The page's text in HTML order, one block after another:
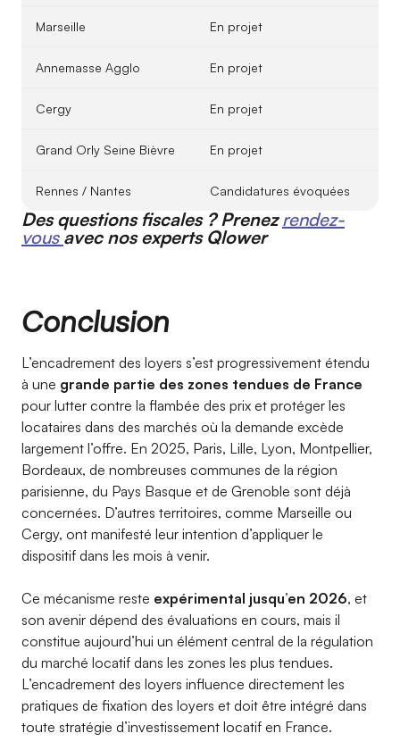
Marseille En projet
Annemasse Agglo En projet
Cergy En projet
Grand Orly Seine Bièvre En projet
Rennes / Nantes Candidatures évoquées
Des questions fiscales ? Prenezrendez-
vousavec nos experts Qlower
Conclusion
L’encadrement des loyers s’est progressivement étendu
à une grande partie des zones tendues de France
pour lutter contre la flambée des prix et protéger les
locataires dans des marchés où la demande excède
largement l’offre. En 2025, Paris, Lille, Lyon, Montpellier,
Bordeaux, de nombreuses communes de la région
parisienne, du Pays Basque et de Grenoble sont déjà
concernées. D’autres territoires, comme Marseille ou
Cergy, ont manifesté leur intention d’appliquer le
dispositif dans les mois à venir.
Ce mécanisme reste expérimental jusqu’en 2026, et
son avenir dépend des évaluations en cours, mais il
constitue aujourd’hui un élément central de la régulation
du marché locatif dans les zones les plus tendues.
L’encadrement des loyers influence directement les
pratiques de fixation des loyers et doit être intégré dans
toute stratégie d’investissement locatif en France.